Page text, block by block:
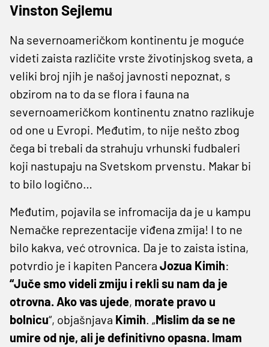
Vinston Sejlemu
Na severnoameričkom kontinentu je moguće
videti zaista različite vrste životinjskog sveta, a
veliki broj njih je našoj javnosti nepoznat, s
obzirom na to da se flora i fauna na
severnoameričkom kontinentu znatno razlikuje
od one u Evropi. Međutim, to nije nešto zbog
čega bi trebali da strahuju vrhunski fudbaleri
koji nastupaju na Svetskom prvenstu. Makar bi
to bilo logično…
Međutim, pojavila se infromacija da je u kampu
Nemačke reprezentacije viđena zmija! I to ne
bilo kakva, već otrovnica. Da je to zaista istina,
potvrdio je i kapiten Pancera Jozua Kimih:
“Juče smo videli zmiju i rekli su nam da je
otrovna. Ako vas ujede, morate pravo u
bolnicu“, objašnjava Kimih. „Mislim da se ne
umire od nje, ali je definitivno opasna. Imam